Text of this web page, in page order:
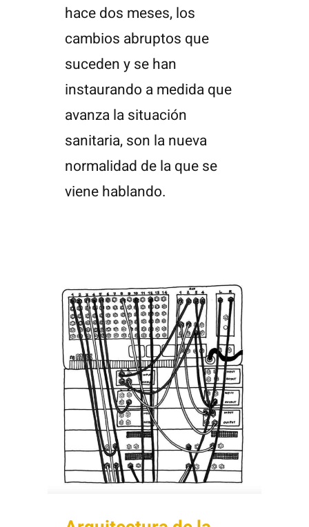
hace dos meses, los
cambios abruptos que
suceden y se han
instaurando a medida que
avanza la situación
sanitaria, son la nueva
normalidad de la que se
viene hablando.